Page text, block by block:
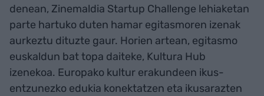
denean, Zinemaldia Startup Challenge lehiaketan
parte hartuko duten hamar egitasmoren izenak
aurkeztu dituzte gaur. Horien artean, egitasmo
euskaldun bat topa daiteke, Kultura Hub
izenekoa. Europako kultur erakundeen ikus-
entzunezko edukia konektatzen eta ikusarazten